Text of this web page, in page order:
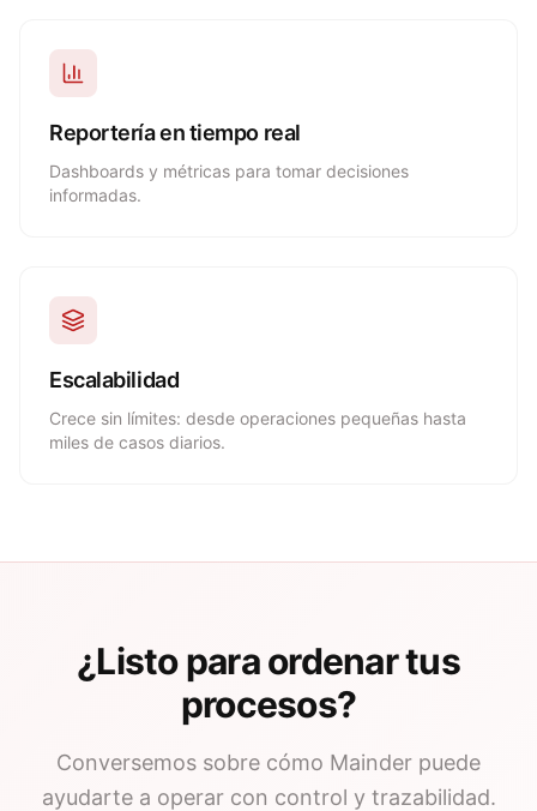
Reportería en tiempo real
Dashboards y métricas para tomar decisiones
informadas.
Escalabilidad
Crece sin límites: desde operaciones pequeñas hasta
miles de casos diarios.
¿Listo para ordenar tus
procesos?
Conversemos sobre cómo Mainder puede
ayudarte a operar con control y trazabilidad.